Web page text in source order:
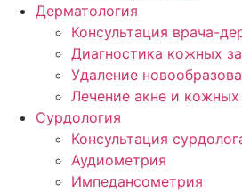
Дерматология
Консультация врача-
Диагностика кожных
Удаление
Лечение акне и кожных
Сурдология
Консультация
Аудиометрия
Импедансометрия